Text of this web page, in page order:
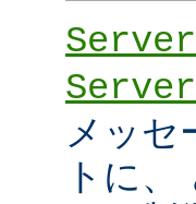
メッセ
トに